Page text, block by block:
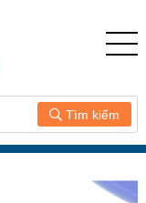
Tìm kiếm